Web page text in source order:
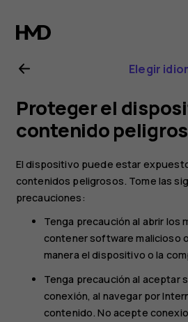
Guía
del
usuario
de
Nokia
6.2
Elegir
Proteger el
contenido
El dispositivo puede estar
contenidos peligrosos. Tome las
precauciones:
Tenga precaución al abrir los
contener software malicioso
manera el dispositivo o la
Tenga precaución al aceptar
conexión, al navegar por
contenido. No acepte